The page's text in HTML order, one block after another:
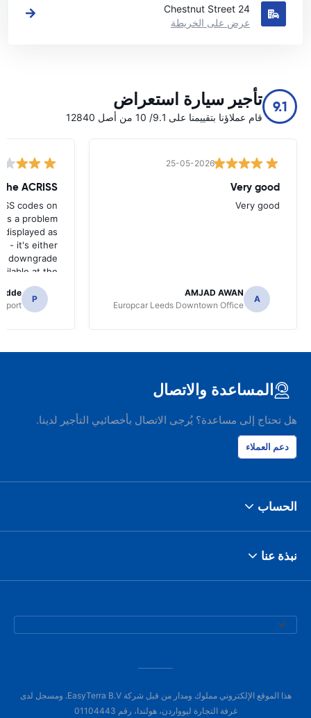
24 Chestnut Street
عرض على الخريطة
9.1 تأجير سيارة استعراض
قام عملاؤنا بتقييمنا على 9.1/ 10 من أصل 12840
25-05-2026
Very good
Very good
A
AMJAD AWAN
Europcar Leeds Downtown Office
ACRISS
codes on
a problem
displayed as
- it's either
downgrade
at the
of collection.
P
المساعدة والاتصال
هل تحتاج إلى مساعدة؟ يُرجى الاتصال بأخصائيي التأجير لدينا.
دعم العملاء
الحساب
نبذة عنا
هذا الموقع الإلكتروني مملوك ومدار من قبل شركة EasyTerra B.V. ومسجل لدى
غرفة التجارة ليوواردن، هولندا، رقم 01104443